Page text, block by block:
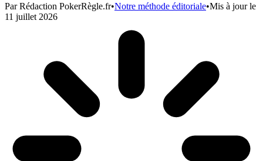
ParRédaction PokerRègle.fr•Notre méthode éditoriale•Mis à jour le
11 juillet 2026